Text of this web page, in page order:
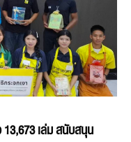
เล่ม สนับสนุน